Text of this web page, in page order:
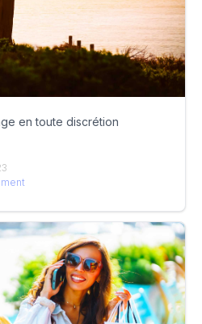
en toute discrétion